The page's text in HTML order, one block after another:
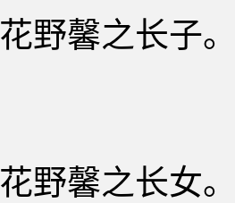
馨之长子
馨之长女